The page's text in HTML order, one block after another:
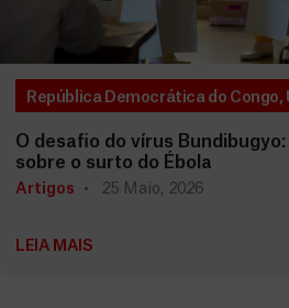
República Democrática do Congo,
O desafio do vírus
sobre o surto do Ébola
Artigos 25 Maio, 2026
LEIA MAIS